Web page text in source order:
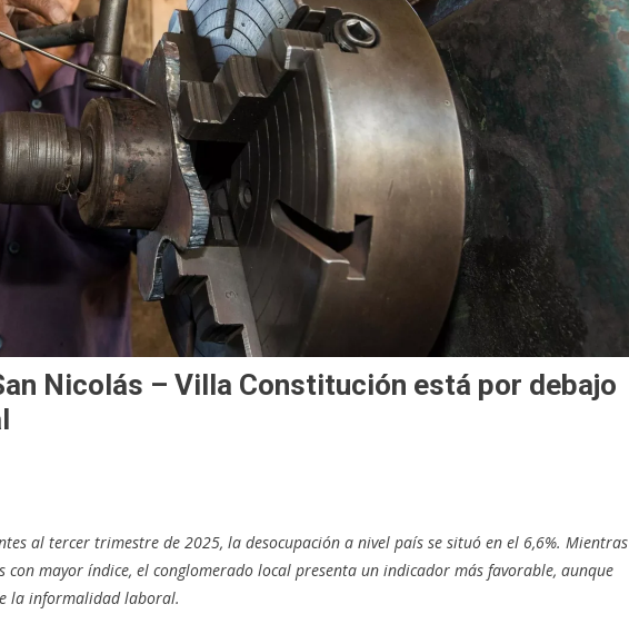
Nicolás – Villa Constitución está por debajo
al tercer trimestre de 2025, la desocupación a nivel país se situó en el 6,6%. Mientras
mayor índice, el conglomerado local presenta un indicador más favorable, aunque
la informalidad laboral.